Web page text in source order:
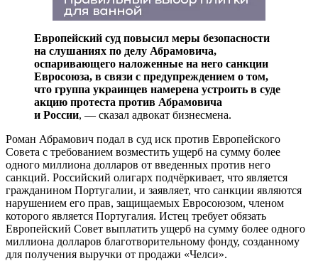
Европейский суд повысил меры безопасности
на слушаниях по делу Абрамовича,
оспаривающего наложенные на него санкции
Евросоюза, в связи с предупреждением о том,
что группа украинцев намерена устроить в суде
акцию протеста против Абрамовича
и России, — сказал адвокат бизнесмена.
Роман Абрамович подал в суд иск против Европейского
Совета с требованием возместить ущерб на сумму более
одного миллиона долларов от введенных против него
санкций. Российский олигарх подчёркивает, что является
гражданином Португалии, и заявляет, что санкции являются
нарушением его прав, защищаемых Евросоюзом, членом
которого является Португалия. Истец требует обязать
Европейский Совет выплатить ущерб на сумму более одного
миллиона долларов благотворительному фонду, созданному
для получения выручки от продажи «Челси».